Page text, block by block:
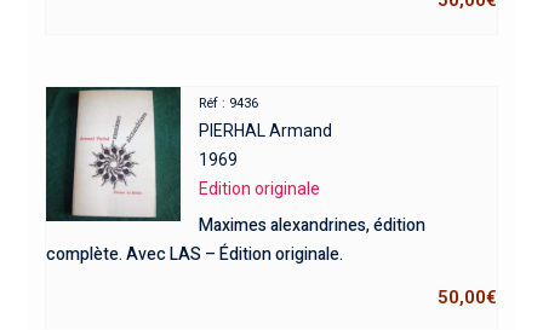
Réf : 9436
PIERHAL Armand
1969
Edition originale
Maximes alexandrines, édition
complète. Avec LAS – Édition originale.
50,00€